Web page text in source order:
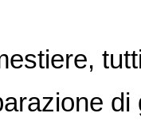
di